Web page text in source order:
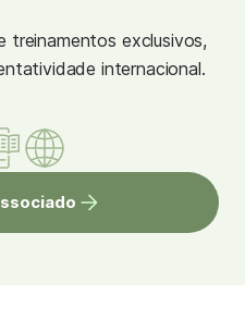
treinamentos exclusivos,
internacional.